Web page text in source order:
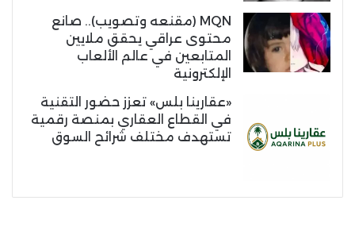
MQN (مقنعه وتصويب).. صانع
محتوى عراقي يحقق ملايين
المتابعين في عالم الألعاب
الإلكترونية
«عقارينا بلس» تعزز حضور التقنية
في القطاع العقاري بمنصة رقمية
تستهدف مختلف شرائح السوق